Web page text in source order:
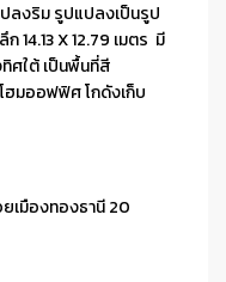
ลงริม รูปแปลงเป็นรูป
14.13 X 12.79 เมตร มี
ศใต้ เป็นพื้นที่สี
ฮมออฟฟิศ โกดังเก็บ
เมืองทองธานี 20